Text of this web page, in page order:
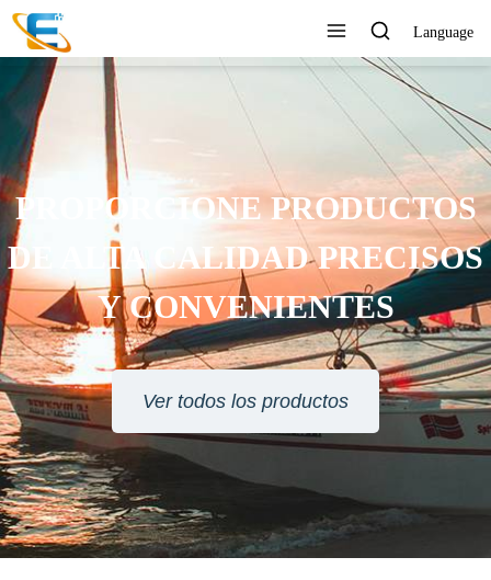
Language
PROPORCIONE PRODUCTOS
DE ALTA CALIDAD PRECISOS
Y CONVENIENTES
Ver todos los productos